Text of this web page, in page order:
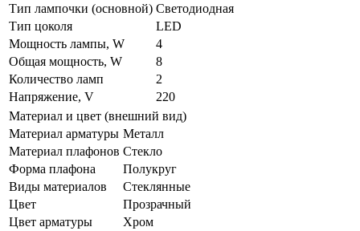
Тип лампочки (основной) Светодиодная
Тип цоколя
LED
Мощность лампы, W
4
Общая мощность, W
8
Количество ламп
2
Напряжение, V
220
Материал и цвет (внешний вид)
Материал арматуры Металл
Материал плафонов Стекло
Форма плафона
Полукруг
Виды материалов
Стеклянные
Цвет
Прозрачный
Цвет арматуры
Хром